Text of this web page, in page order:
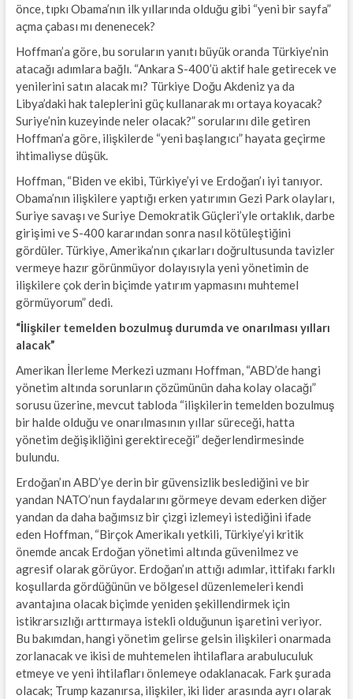
önce, tıpkı Obama’nın ilk yıllarında olduğu gibi “yeni bir sayfa”
açma çabası mı denenecek?
Hoffman’a göre, bu soruların yanıtı büyük oranda Türkiye’nin
atacağı adımlara bağlı. “Ankara S-400’ü aktif hale getirecek ve
yenilerini satın alacak mı? Türkiye Doğu Akdeniz ya da
Libya’daki hak taleplerini güç kullanarak mı ortaya koyacak?
Suriye’nin kuzeyinde neler olacak?” sorularını dile getiren
Hoffman’a göre, ilişkilerde “yeni başlangıcı” hayata geçirme
ihtimaliyse düşük.
Hoffman, “Biden ve ekibi, Türkiye’yi ve Erdoğan’ı iyi tanıyor.
Obama’nın ilişkilere yaptığı erken yatırımın Gezi Park olayları,
Suriye savaşı ve Suriye Demokratik Güçleri’yle ortaklık, darbe
girişimi ve S-400 kararından sonra nasıl kötüleştiğini
gördüler. Türkiye, Amerika’nın çıkarları doğrultusunda tavizler
vermeye hazır görünmüyor dolayısıyla yeni yönetimin de
ilişkilere çok derin biçimde yatırım yapmasını muhtemel
görmüyorum” dedi.
“İlişkiler temelden bozulmuş durumda ve onarılması yılları
alacak”
Amerikan İlerleme Merkezi uzmanı Hoffman, “ABD’de hangi
yönetim altında sorunların çözümünün daha kolay olacağı”
sorusu üzerine, mevcut tabloda “ilişkilerin temelden bozulmuş
bir halde olduğu ve onarılmasının yıllar süreceği, hatta
yönetim değişikliğini gerektireceği” değerlendirmesinde
bulundu.
Erdoğan’ın ABD’ye derin bir güvensizlik beslediğini ve bir
yandan NATO’nun faydalarını görmeye devam ederken diğer
yandan da daha bağımsız bir çizgi izlemeyi istediğini ifade
eden Hoffman, “Birçok Amerikalı yetkili, Türkiye’yi kritik
önemde ancak Erdoğan yönetimi altında güvenilmez ve
agresif olarak görüyor. Erdoğan’ın attığı adımlar, ittifakı farklı
koşullarda gördüğünün ve bölgesel düzenlemeleri kendi
avantajına olacak biçimde yeniden şekillendirmek için
istikrarsızlığı arttırmaya istekli olduğunun işaretini veriyor.
Bu bakımdan, hangi yönetim gelirse gelsin ilişkileri onarmada
zorlanacak ve ikisi de muhtemelen ihtilaflara arabuluculuk
etmeye ve yeni ihtilafları önlemeye odaklanacak. Fark şurada
olacak; Trump kazanırsa, ilişkiler, iki lider arasında ayrı olarak